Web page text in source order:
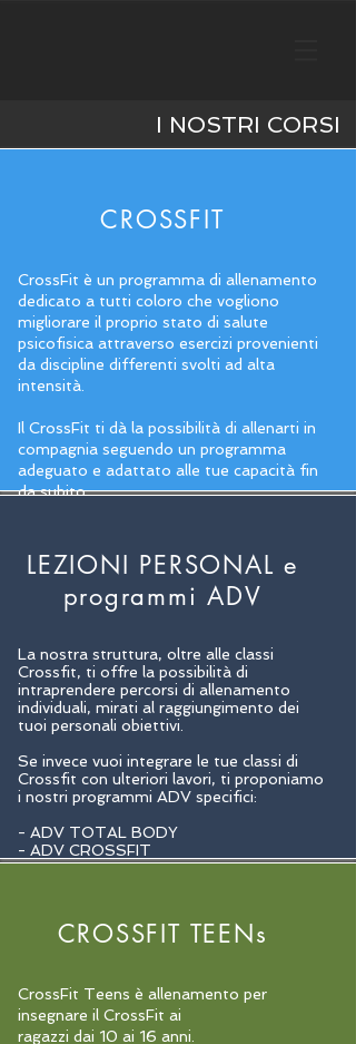
I NOSTRI CORSI
CROSSFIT
CrossFit è un programma di allenamento
dedicato a tutti coloro che vogliono
migliorare il proprio stato di salute
psicofisica attraverso esercizi provenienti
da discipline differenti svolti ad alta
intensità.
Il CrossFit ti dà la possibilità di allenarti in
compagnia seguendo un programma
adeguato e adattato alle tue capacità fin
da subito.
LEZIONI PERSONAL e
programmi ADV
La nostra struttura, oltre alle classi
Crossfit, ti offre la possibilità di
intraprendere percorsi di allenamento
individuali, mirati al raggiungimento dei
tuoi personali obiettivi.
Se invece vuoi integrare le tue classi di
Crossfit con ulteriori lavori, ti proponiamo
i nostri programmi ADV specifici:
- ADV TOTAL BODY
- ADV CROSSFIT
- ADV HRX.
CROSSFIT TEENs
CrossFit Teens è allenamento per
insegnare il CrossFit ai
ragazzi dai 10 ai 16 anni.